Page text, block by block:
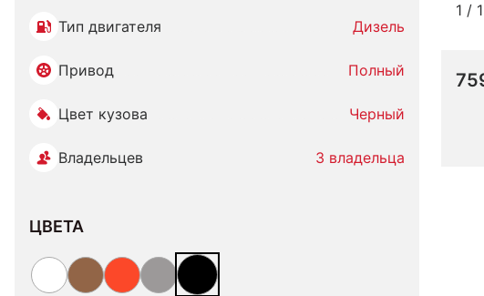
Тип двигателя Дизель
Привод Полный
Цвет кузова Черный
Владельцев 3 владельца
ЦВЕТА
1 /